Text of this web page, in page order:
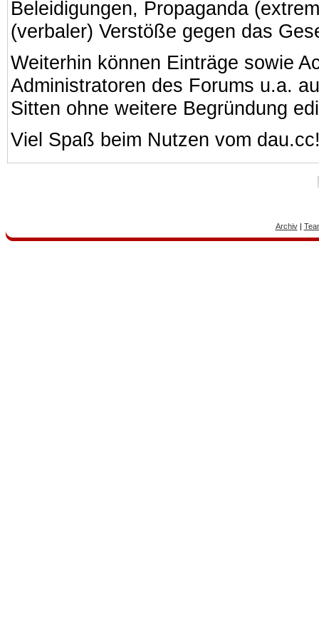
Beleidigungen, Propaganda
(verbaler) Verstöße gegen das
Weiterhin können Einträge sowie
Administratoren des Forums u.a.
Sitten ohne weitere Begründung
Viel Spaß beim Nutzen vom
Archiv|